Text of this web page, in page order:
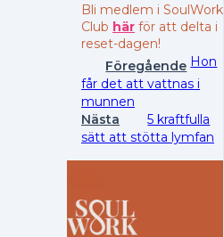
Bli medlem i SoulWork
Club här för att delta i
reset-dagen!
Föregående Hon
får det att vattnas i
munnen
Nästa
5 kraftfulla
sätt att stötta lymfan